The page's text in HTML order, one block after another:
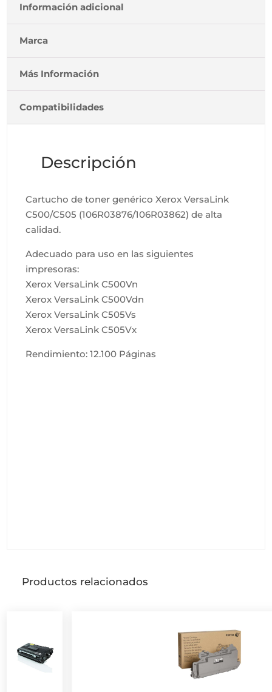
Información adicional
Marca
Más Información
Compatibilidades
Descripción
Cartucho de toner genérico Xerox VersaLink
C500/C505 (106R03876/106R03862) de alta
calidad.
Adecuado para uso en las siguientes
impresoras:
Xerox VersaLink C500Vn
Xerox VersaLink C500Vdn
Xerox VersaLink C505Vs
Xerox VersaLink C505Vx
Rendimiento: 12.100 Páginas
Productos relacionados